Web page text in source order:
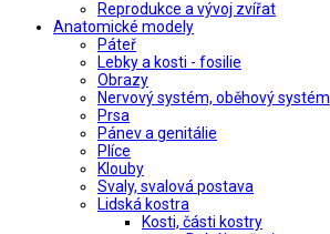
Reprodukce a vývoj zvířat
Anatomické modely
Páteř
Lebky a kosti - fosilie
Obrazy
Nervový systém, oběhový systém
Prsa
Pánev a genitálie
Plíce
Klouby
Svaly, svalová postava
Lidská kostra
Kosti, části kostry